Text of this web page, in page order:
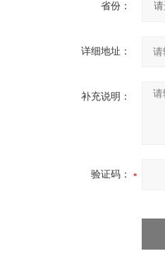
省份：
详细地址：
补充说明：
验证码：